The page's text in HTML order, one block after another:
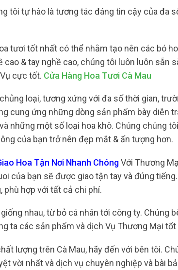
tôi tự hào là tương tác đáng tin cậy của đa
tươi tốt nhất có thể nhằm tạo nên các bó
& tay nghề cao, chúng tôi luôn luôn sẵn
cực tốt. Cửa Hàng Hoa Tươi Cà Mau
loại, tương xứng với đa số thời gian,
cung ứng những dòng sản phẩm bày diễn
những một số loại hoa khô. Chúng chúng
của bạn trở nên đẹp mắt & ấn tượng hơn.
Hoa Tận Nơi Nhanh ChóngVới Thương
của bạn sẽ được giao tận tay và đúng
hợp với tất cả chi phí.
nhau, từ bỏ cá nhân tới công ty. Chúng
ta các sản phẩm và dịch Vụ Thương Mại tốt
lượng trên Cà Mau, hãy đến với bên tôi.
vời nhất và dịch vụ chuyên nghiệp và bài